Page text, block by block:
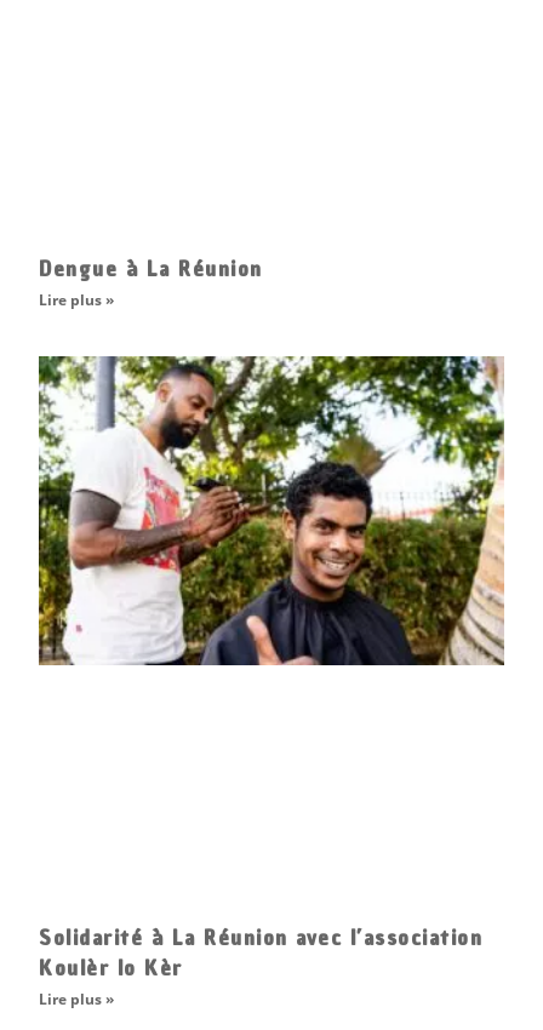
Dengue à La Réunion
Lire plus »
Solidarité à La Réunion avec l’association
Koulèr lo Kèr
Lire plus »